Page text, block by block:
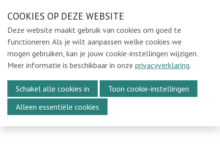
links
over
Spring
naar
de
navigatie
Spring
naar
Ons e-mailadres:
sintmichielsbeweging@gmail.com
Locaties
Over Ons
Media
Kalender
COOKIES OP DEZE WEBSITE
Deze website maakt gebruik van cookies om goed te
functioneren. Als je wilt aanpassen welke cookies we
mogen gebruiken, kan je jouw cookie-instellingen wijzigen.
Meer informatie is beschikbaar in onze privacyverklaring.
Schakel alle cookies in
Toon cookie-instellingen
Alleen essentiële cookies